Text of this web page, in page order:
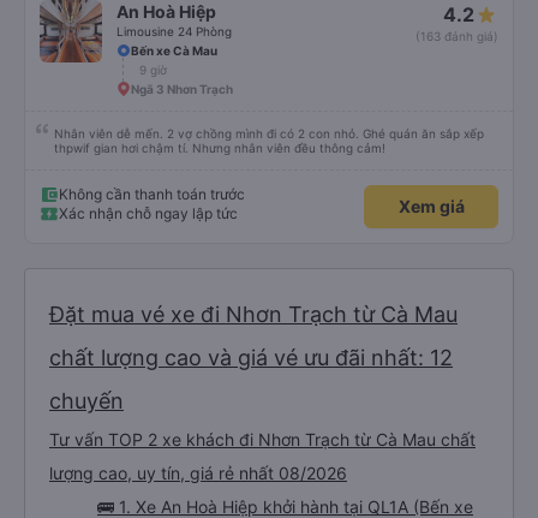
An Hoà Hiệp
Limousine 24 Phòng
4.2
(163 đánh giá)
Bến xe Cà Mau
9 giờ
Ngã 3 Nhơn Trạch
Nhân viên dễ mến. 2 vợ chồng mình đi có 2 con nhỏ. Ghé quán ăn sắp xếp
thpwif gian hơi chậm tí. Nhưng nhân viên đều thông cảm!
Không cần thanh toán trước
Xác nhận chỗ ngay lập tức
Xem giá
Đặt mua vé xe đi Nhơn Trạch từ Cà Mau
chất lượng cao và giá vé ưu đãi nhất: 12
chuyến
Tư vấn TOP 2 xe khách đi Nhơn Trạch từ Cà Mau chất
lượng cao, uy tín, giá rẻ nhất 08/2026
🚌 1. Xe An Hoà Hiệp khởi hành tại QL1A (Bến xe